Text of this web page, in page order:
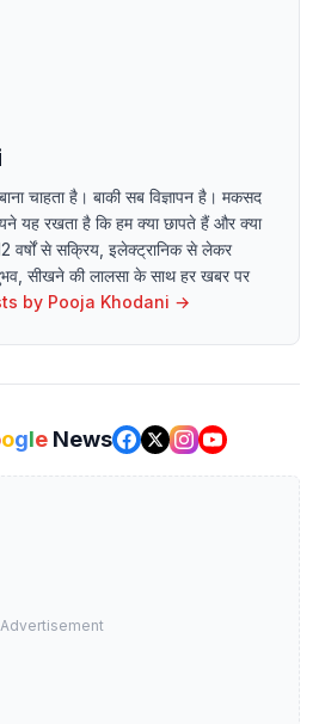
चाहता है। बाकी सब विज्ञापन है। मकसद
यह रखता है कि हम क्या छापते हैं और क्या
वर्षों से सक्रिय, इलेक्ट्रानिक से लेकर
सीखने की लालसा के साथ हर खबर पर
by Pooja Khodani →
ogle News
Advertisement